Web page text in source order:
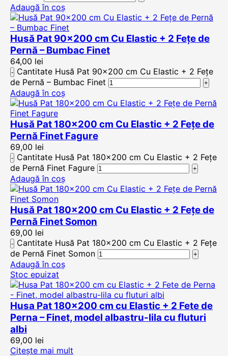
Adaugă în coș
Husă Pat 90×200 cm Cu Elastic + 2 Fețe de
Pernă – Bumbac Finet
64,00 lei
Cantitate Husă Pat 90x200 cm Cu Elastic + 2 Fețe
de Pernă – Bumbac Finet
Adaugă în coș
Husă Pat 180×200 cm Cu Elastic + 2 Fețe de
Pernă Finet Fagure
69,00 lei
Cantitate Husă Pat 180x200 cm Cu Elastic + 2 Fețe
de Pernă Finet Fagure
Adaugă în coș
Husă Pat 180×200 cm Cu Elastic + 2 Fețe de
Pernă Finet Somon
69,00 lei
Cantitate Husă Pat 180x200 cm Cu Elastic + 2 Fețe
de Pernă Finet Somon
Adaugă în coș
Stoc epuizat
Husa Pat 180×200 cm cu Elastic + 2 Fete de
Perna – Finet, model albastru-lila cu fluturi
albi
69,00 lei
Citește mai mult